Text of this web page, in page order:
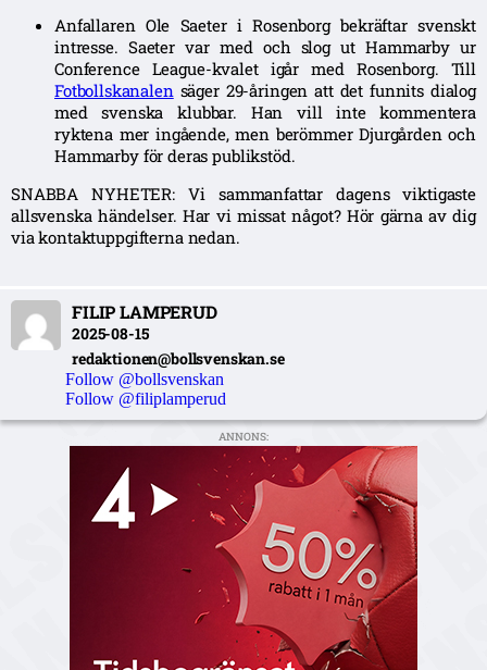
Anfallaren Ole Saeter i Rosenborg bekräftar svenskt
intresse. Saeter var med och slog ut Hammarby ur
Conference League-kvalet igår med Rosenborg. Till
Fotbollskanalensäger 29-åringen att det funnits dialog
med svenska klubbar. Han vill inte kommentera
ryktena mer ingående, men berömmer Djurgården och
Hammarby för deras publikstöd.
SNABBA NYHETER: Vi sammanfattar dagens viktigaste
allsvenska händelser. Har vi missat något? Hör gärna av dig
via kontaktuppgifterna nedan.
FILIP LAMPERUD
2025-08-15
redaktionen@bollsvenskan.se
Follow @bollsvenskan
Follow @filiplamperud
ANNONS: